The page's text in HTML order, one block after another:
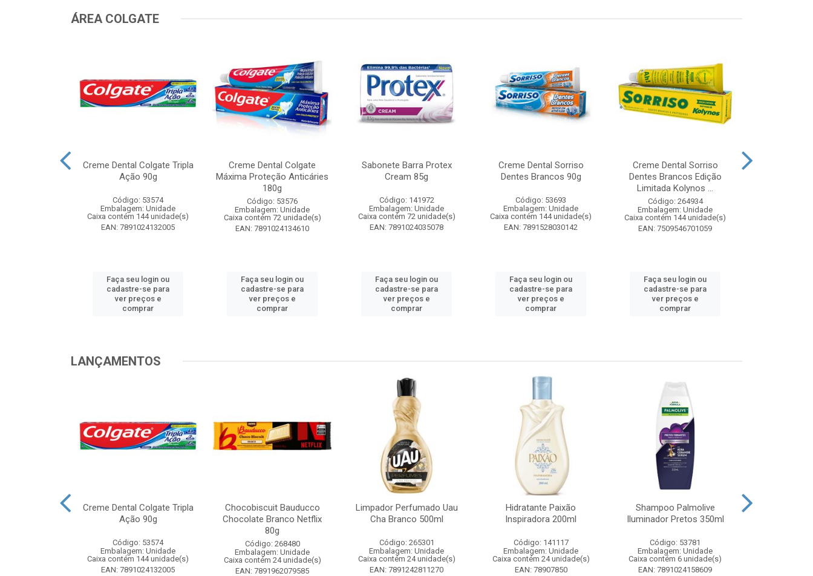
ÁREA COLGATE
Creme Dental Colgate Tripla
Ação 90g
Código: 53574
Embalagem: Unidade
Caixa contém 144 unidade(s)
EAN: 7891024132005
Faça seu login ou
cadastre-se para
ver preços e
comprar
Creme Dental Colgate
Máxima Proteção Anticáries
180g
Código: 53576
Embalagem: Unidade
Caixa contém 72 unidade(s)
EAN: 7891024134610
Faça seu login ou
cadastre-se para
ver preços e
comprar
Sabonete Barra Protex
Cream 85g
Código: 141972
Embalagem: Unidade
Caixa contém 72 unidade(s)
EAN: 7891024035078
Faça seu login ou
cadastre-se para
ver preços e
comprar
Creme Dental Sorriso
Dentes Brancos 90g
Código: 53693
Embalagem: Unidade
Caixa contém 144 unidade(s)
EAN: 7891528030142
Faça seu login ou
cadastre-se para
ver preços e
comprar
Creme Dental Sorriso
Dentes Brancos Edição
Limitada Kolynos ...
Código: 264934
Embalagem: Unidade
Caixa contém 144 unidade(s)
EAN: 7509546701059
Faça seu login ou
cadastre-se para
ver preços e
comprar
LANÇAMENTOS
Creme Dental Colgate Tripla
Ação 90g
Código: 53574
Embalagem: Unidade
Caixa contém 144 unidade(s)
EAN: 7891024132005
Chocobiscuit Bauducco
Chocolate Branco Netflix
80g
Código: 268480
Embalagem: Unidade
Caixa contém 24 unidade(s)
EAN: 7891962079585
Limpador Perfumado Uau
Cha Branco 500ml
Código: 265301
Embalagem: Unidade
Caixa contém 24 unidade(s)
EAN: 7891242811270
Hidratante Paixão
Inspiradora 200ml
Código: 141117
Embalagem: Unidade
Caixa contém 24 unidade(s)
EAN: 78907850
Shampoo Palmolive
Iluminador Pretos 350ml
Código: 53781
Embalagem: Unidade
Caixa contém 6 unidade(s)
EAN: 7891024158609